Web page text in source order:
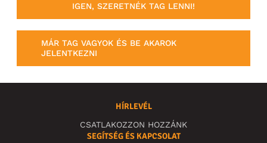
IGEN, SZERETNÉK TAG LENNI!
MÁR TAG VAGYOK ÉS BE AKAROK
JELENTKEZNI
HÍRLEVÉL
CSATLAKOZZON HOZZÁNK
SEGÍTSÉG ÉS KAPCSOLAT